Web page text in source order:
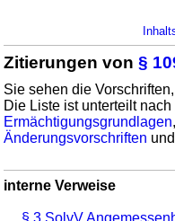
Zitierungen von§
Sie sehen die
Die Liste ist unterteilt nach
Ermächtigungsgrundlagen
Änderungsvorschriften
interne Verweise
§ 3 SolvV